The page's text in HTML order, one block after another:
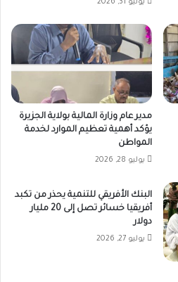
يوليو 31, 2026
مدير عام وزارة المالية بولاية الجزيرة
يؤكد أهمية تعظيم الموارد لخدمة
المواطن
يوليو 28, 2026
البنك الأفريقي للتنمية يحذر من تكبد
أفريقيا خسائر تصل إلى 20 مليار
دولار
يوليو 27, 2026